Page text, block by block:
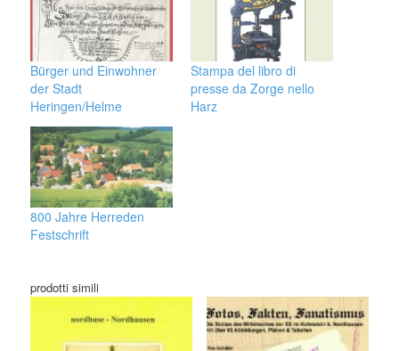
Bürger und Einwohner
der Stadt
Heringen/Helme
Stampa del libro di
presse da Zorge nello
Harz
800 Jahre Herreden
Festschrift
prodotti simili